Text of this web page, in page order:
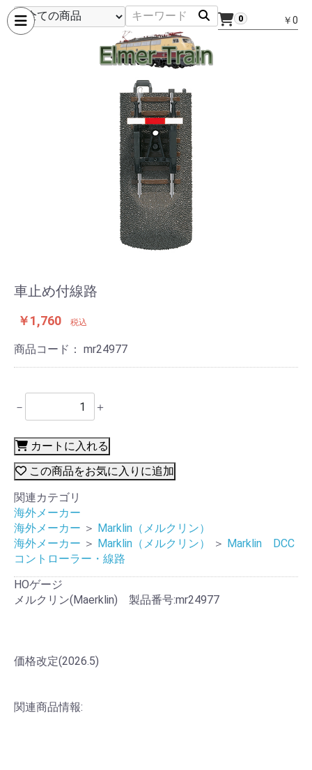
0 ￥0
車止め付線路
￥1,760 税込
商品コード： mr24977
－ ＋
カートに入れる
この商品をお気に入りに追加
関連カテゴリ
海外メーカー
海外メーカー ＞ Marklin（メルクリン）
海外メーカー ＞ Marklin（メルクリン） ＞ Marklin DCC
コントローラー・線路
HOゲージ
メルクリン(Maerklin) 製品番号:mr24977
価格改定(2026.5)
関連商品情報: